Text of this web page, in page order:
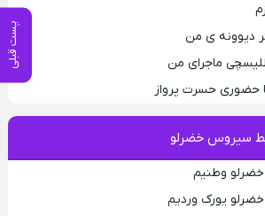
پست قبلی
دیوونه ی من
طلیسچی ماجرای من
حضورى حسرت پرواز
سیروس خضرلو‌
وطنیم
یورک وردیم